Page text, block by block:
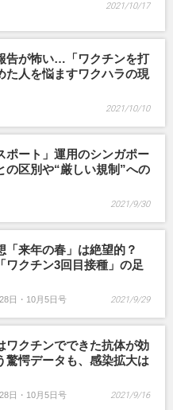
2021/10/17
告が怖い…「ワクチンを打
た人を悩ますワクハラの現
2021/10/10
ポート」運用のシンガポー
の区別や“厳しい規制”への
2021/9/30
「来年の春」は絶望的？
ワクチン3回目接種」の足
日・10月5日号 2021/9/29
ワクチンでできた抗体が効
驚愕データも、感染拡大は
日・10月5日号 2021/9/16